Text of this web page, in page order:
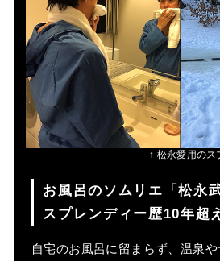
↑ 松永愛用の
お風呂のソムリエ「松永武
スプレンディー歴10年超え
自宅のお風呂に留まらず、温泉